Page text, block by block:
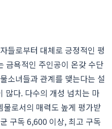
들로부터 대체로 긍정적인 평
금욕적인 주인공이 온갖 수단
소녀들과 관계를 맺는다는 설
많다. 다수의 개성 넘치는 마
로서의 매력도 높게 평가받
구독 6,600 이상, 최고 구독